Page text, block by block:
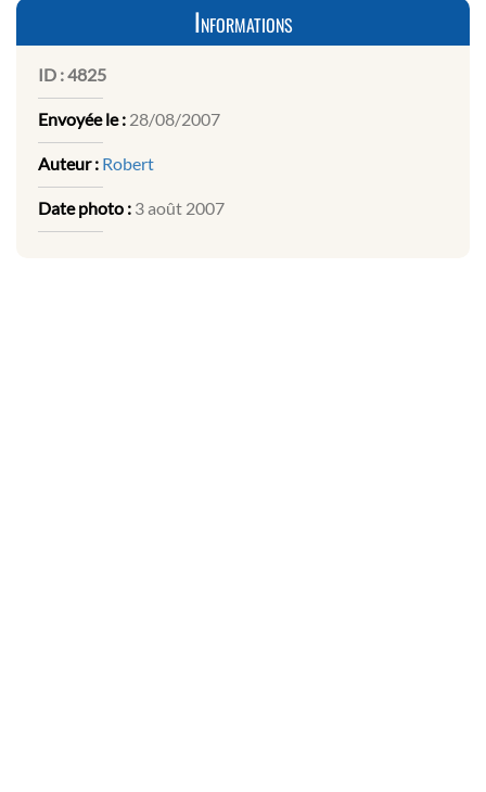
Informations
ID :4825
Envoyée le : 28/08/2007
Auteur : Robert
Date photo : 3 août 2007